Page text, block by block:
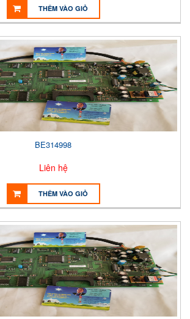
THÊM VÀO GIỎ
BE314998
Liên hệ
THÊM VÀO GIỎ